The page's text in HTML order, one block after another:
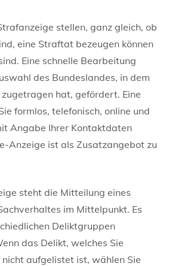
stellen, ganz gleich, ob
eine Straftat bezeugen können
Eine schnelle Bearbeitung
des Bundeslandes, in dem
hat, gefördert. Eine
formlos, telefonisch, online und
Angabe Ihrer Kontaktdaten
Anzeige ist als Zusatzangebot zu
steht die Mitteilung eines
im Mittelpunkt. Es
Deliktgruppen
das Delikt, welches Sie
aufgelistet ist, wählen Sie